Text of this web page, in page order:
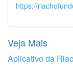
https://
Veja Mais
Aplicativo da